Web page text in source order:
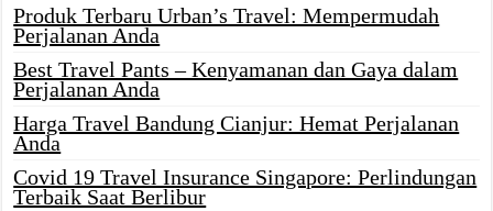
Produk Terbaru Urban’s Travel: Mempermudah
Perjalanan Anda
Best Travel Pants – Kenyamanan dan Gaya dalam
Perjalanan Anda
Harga Travel Bandung Cianjur: Hemat Perjalanan
Anda
Covid 19 Travel Insurance Singapore: Perlindungan
Terbaik Saat Berlibur